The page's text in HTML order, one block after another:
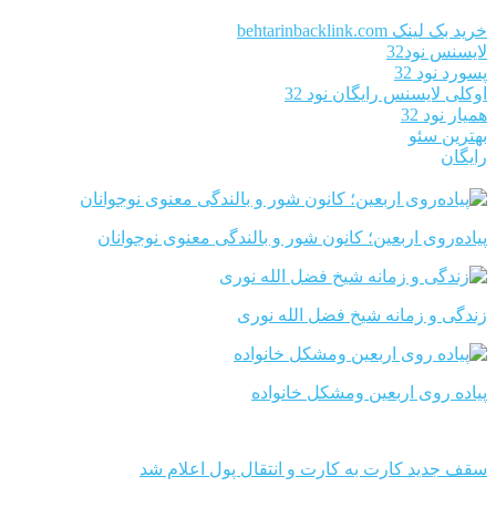
خرید بک لینک behtarinbacklink.com
لایسنس نود32
پسورد نود 32
اوکلی لایسنس رایگان نود 32
همیار نود 32
بهترین سئو
رایگان
پیاده‌روی اربعین؛ کانون شور و بالندگی معنوی نوجوانان
زندگی و زمانه شیخ فضل الله نوری
پیاده روی اربعین ومشکل خانواده
سقف جدید کارت به کارت و انتقال پول اعلام شد